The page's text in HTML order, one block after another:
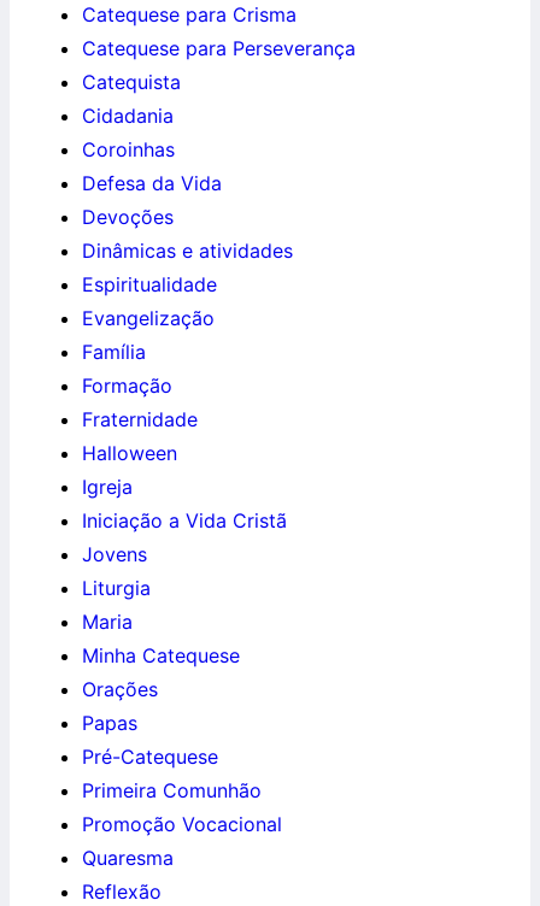
Catequese para Crisma
Catequese para Perseverança
Catequista
Cidadania
Coroinhas
Defesa da Vida
Devoções
Dinâmicas e atividades
Espiritualidade
Evangelização
Família
Formação
Fraternidade
Halloween
Igreja
Iniciação a Vida Cristã
Jovens
Liturgia
Maria
Minha Catequese
Orações
Papas
Pré-Catequese
Primeira Comunhão
Promoção Vocacional
Quaresma
Reflexão